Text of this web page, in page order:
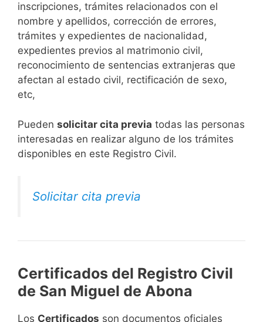
inscripciones, trámites relacionados con el
nombre y apellidos, corrección de errores,
trámites y expedientes de nacionalidad,
expedientes previos al matrimonio civil,
reconocimiento de sentencias extranjeras que
afectan al estado civil, rectificación de sexo,
etc,
​Pueden solicitar cita previa todas las personas
interesadas en realizar alguno de los trámites
disponibles en este Registro Civil.​
Solicitar cita previa
Certificados del Registro Civil
de San Miguel de Abona
Los Certificados son documentos oficiales